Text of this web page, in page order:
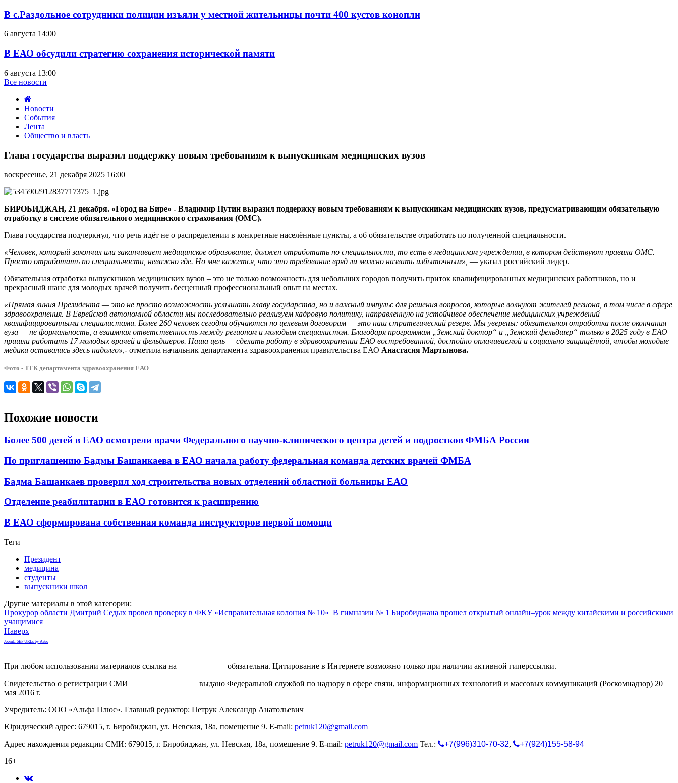
В с.Раздольное сотрудники полиции изъяли у местной жительницы почти 400 кустов конопли
6 августа 14:00
В ЕАО обсудили стратегию сохранения исторической памяти
6 августа 13:00
Все новости
Новости
События
Лента
Общество и власть
государства
выразил
поддержку
новым
требованиям
выпускникам
медицинских
Глава государства выразил поддержку новым требованиям к выпускникам медицинских вузов
воскресенье, 21 декабря 2025 16:00
БИРОБИДЖАН, 21 декабря. «Город на Бире» - Владимир Путин выразил поддержку новым требованиям к выпускникам медицинских вузов, предусматривающим обязательную
отработку в системе обязательного медицинского страхования (ОМС).
Глава государства подчеркнул, что речь идёт не о распределении в конкретные населённые пункты, а об обязательстве отработать по полученной специальности.
«Человек, который закончил или заканчивает медицинское образование, должен отработать по специальности, то есть в медицинском учреждении, в котором действуют правила ОМС.
Просто отработать по специальности, неважно где. Но мне кажется, что это требование вряд ли можно назвать избыточным», — указал российский лидер.
Обязательная отработка выпускников медицинских вузов – это не только возможность для небольших городов получить приток квалифицированных медицинских работников, но и
прекрасный шанс для молодых врачей получить бесценный профессиональный опыт на местах.
«Прямая линия Президента — это не просто возможность услышать главу государства, но и важный импульс для решения вопросов, которые волнуют жителей региона, в том числе в сфере
здравоохранения. В Еврейской автономной области мы последовательно реализуем кадровую политику, направленную на устойчивое обеспечение медицинских учреждений
квалифицированными специалистами. Более 260 человек сегодня обучаются по целевым договорам — это наш стратегический резерв. Мы уверены: обязательная отработка после окончания
вуза — не формальность, а взаимная ответственность между регионом и молодым специалистом. Благодаря программам „Земский доктор“ и „Земский фельдшер“ только в 2025 году в ЕАО
пришли работать 17 молодых врачей и фельдшеров. Наша цель — сделать работу в здравоохранении ЕАО востребованной, достойно оплачиваемой и социально защищённой, чтобы молодые
медики оставались здесь надолго», - отметила начальник департамента здравоохранения правительства ЕАО Анастасия Мартынова.
Фото - ТГК департамента здравоохранения ЕАО
Похожие новости
Более 500 детей в ЕАО осмотрели врачи Федерального научно-клинического центра детей и подростков ФМБА России
По приглашению Бадмы Башанкаева в ЕАО начала работу федеральная команда детских врачей ФМБА
Бадма Башанкаев проверил ход строительства новых отделений областной больницы ЕАО
Отделение реабилитации в ЕАО готовится к расширению
В ЕАО сформирована собственная команда инструкторов первой помощи
Теги
Президент
медицина
студенты
выпускники школ
Другие материалы в этой категории:
Прокурор области Дмитрий Седых провел проверку в ФКУ «Исправительная колония № 10» В гимназии № 1 Биробиджана прошел открытый онлайн–урок между китайскими и российскими
учащимися
Наверх
Joomla SEF URLs by Artio
При любом использовании материалов ссылка на
обязательна. Цитирование в Интернете возможно только при наличии активной гиперссылки.
Свидетельство о регистрации СМИ
выдано Федеральной службой по надзору в сфере связи, информационных технологий и массовых коммуникаций (Роскомнадзор) 20
мая 2016 г.
Учредитель: ООО «Альфа Плюс». Главный редактор: Петрук Александр Анатольевич
Юридический адрес: 679015, г. Биробиджан, ул. Невская, 18а, помещение 9. E-mail: petruk120@gmail.com
Адрес нахождения редакции СМИ: 679015, г. Биробиджан, ул. Невская, 18а, помещение 9. E-mail: petruk120@gmail.com Тел.: +7(996)310-70-32,
+7(924)155-58-94
16+